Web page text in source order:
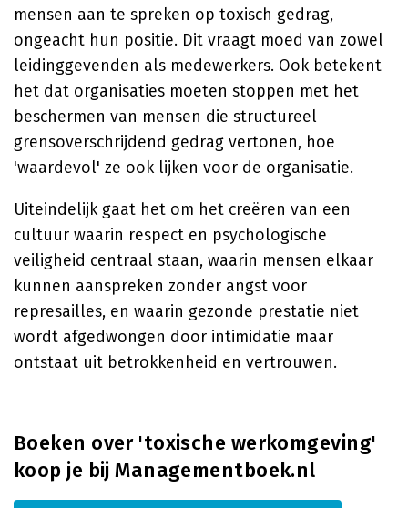
mensen aan te spreken op toxisch gedrag,
ongeacht hun positie. Dit vraagt moed van zowel
leidinggevenden als medewerkers. Ook betekent
het dat organisaties moeten stoppen met het
beschermen van mensen die structureel
grensoverschrijdend gedrag vertonen, hoe
'waardevol' ze ook lijken voor de organisatie.
Uiteindelijk gaat het om het creëren van een
cultuur waarin respect en psychologische
veiligheid centraal staan, waarin mensen elkaar
kunnen aanspreken zonder angst voor
represailles, en waarin gezonde prestatie niet
wordt afgedwongen door intimidatie maar
ontstaat uit betrokkenheid en vertrouwen.
Boeken over 'toxische werkomgeving'
koop je bij Managementboek.nl